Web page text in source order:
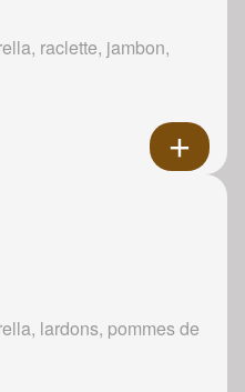
raclette, jambon,
lardons, pommes de